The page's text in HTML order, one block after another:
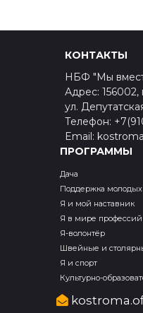
КОНТАКТЫ
НБФ "Мы
Адрес: 156002,
ул.
Телефон:
Email:
ПРОГРАММЫ
Дача
Поддержка
Я и мой наставник
Я в мире профессий
Я-волонтёр
Швейные и
Я и спорт
Культурно-